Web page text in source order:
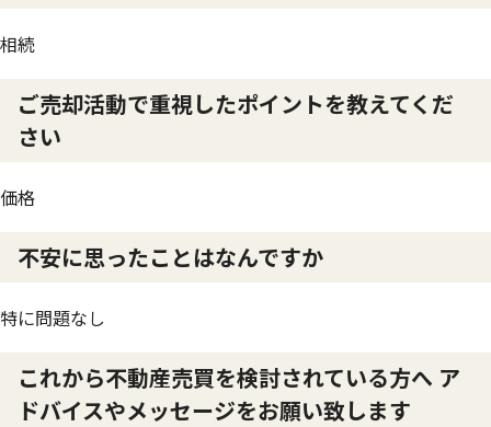
相続
ご売却活動で重視したポイントを教えてくだ
さい
価格
不安に思ったことはなんですか
特に問題なし
これから不動産売買を検討されている方へ ア
ドバイスやメッセージをお願い致します